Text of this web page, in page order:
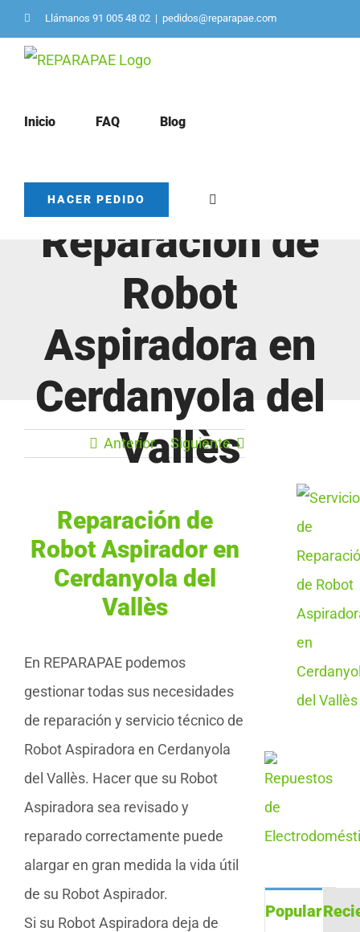
Saltar
al
Llámanos 91 005 48 02 | pedidos@reparapae.com
Inicio FAQ Blog
HACER PEDIDO
Servicio de
Reparación de
Robot
Aspiradora en
Cerdanyola del
Vallès
Anterior Siguiente
Reparación de
Robot Aspirador en
Cerdanyola del
Vallès
En REPARAPAE podemos
gestionar todas sus necesidades
de reparación y servicio técnico de
Robot Aspiradora en Cerdanyola
del Vallès. Hacer que su Robot
Aspiradora sea revisado y
reparado correctamente puede
alargar en gran medida la vida útil
de su Robot Aspirador.
Si su Robot Aspiradora deja de
Popular